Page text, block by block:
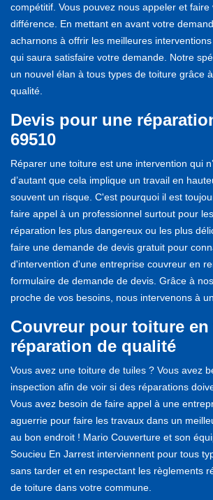
compétitif. Vous pouvez nous appeler et faire
différence. En mettant en avant votre
acharnons à offrir les meilleures
qui saura satisfaire votre demande. Notre
un nouvel élan à tous types de toiture grâce
qualité.
Devis pour une
69510
Réparer une toiture est une intervention qui
d’autant que cela implique un travail en
souvent un risque. C'est pourquoi il est
faire appel à un professionnel surtout pour
réparation les plus dangereux ou les plus
faire une demande de devis gratuit pour
d'intervention d'une entreprise couvreur en
formulaire de demande de devis. Grâce à
proche de vos besoins, nous intervenons à
Couvreur pour toiture
réparation de qualité
Vous avez une toiture de tuiles ? Vous avez
inspection afin de voir si des réparations
Vous avez besoin de faire appel à une
aguerrie pour faire les travaux dans un
au bon endroit ! Mario Couverture et son
Soucieu En Jarrest interviennent pour tous
sans tarder et en respectant les règlements
de toiture dans votre commune.